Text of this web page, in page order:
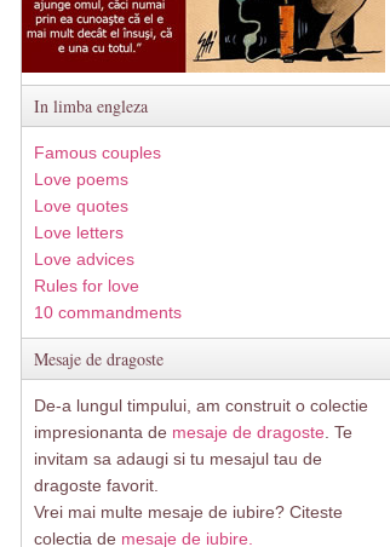
In limba engleza
Famous couples
Love poems
Love quotes
Love letters
Love advices
Rules for love
10 commandments
Mesaje de dragoste
De-a lungul timpului, am construit o colectie
impresionanta de mesaje de dragoste . Te
invitam sa adaugi si tu mesajul tau de
dragoste favorit.
Vrei mai multe mesaje de iubire? Citeste
colectia de mesaje de iubire.